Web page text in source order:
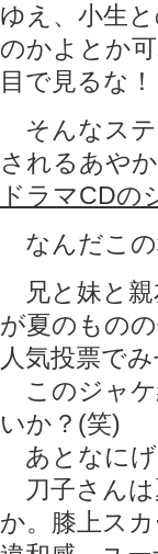
ゆえ、小生
のかよとか
目で見るな！
そんなステ
されるあや
ドラマCDの
なんだこの
兄と妹と
が夏のもの
人気投票で
このジャケ
いか？(笑)
あとなにげ
刀子さんは
か。膝上ス